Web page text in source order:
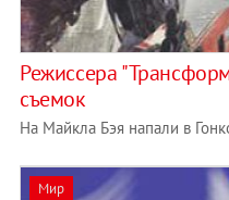
Режиссера
съемок
На Майкла Бэя напали в
Мир